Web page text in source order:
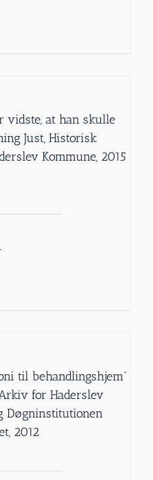
vidste, at han skulle
Just, Historisk
Kommune, 2015
til behandlingshjem”
for Haderslev
Døgninstitutionen
2012